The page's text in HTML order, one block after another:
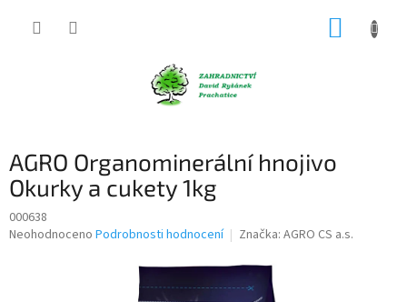
AGRO Organominerální hnojivo
Okurky a cukety 1kg
000638
Průměrné
Neohodnoceno Podrobnosti hodnocení Značka: AGRO CS a.s.